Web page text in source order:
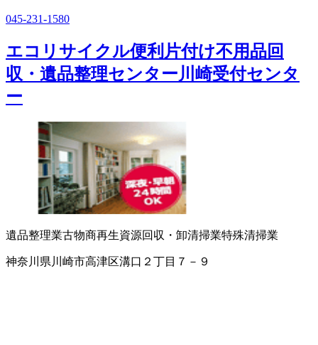
045-231-1580
エコリサイクル便利片付け不用品回
収・遺品整理センター川崎受付センタ
ー
遺品整理業古物商再生資源回収・卸清掃業特殊清掃業
神奈川県川崎市高津区溝口２丁目７－９